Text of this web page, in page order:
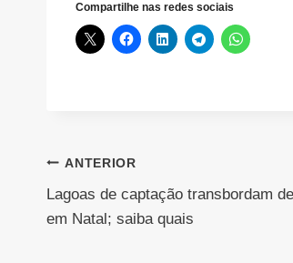
Compartilhe nas redes sociais
Navegação
de
ANTERIOR
Lagoas de captação transbordam
em Natal; saiba quais